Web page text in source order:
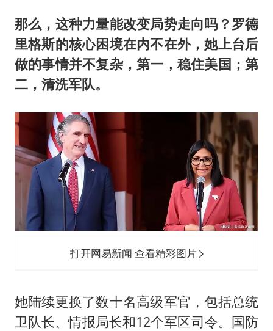
那么，这种力量能改变局势走向吗？罗德
里格斯的核心困境在内不在外，她上台后
做的事情并不复杂，第一，稳住美国；第
二，清洗军队。
打开网易新闻 查看精彩图片
她陆续更换了数十名高级军官，包括总统
卫队长、情报局长和12个军区司令。国防